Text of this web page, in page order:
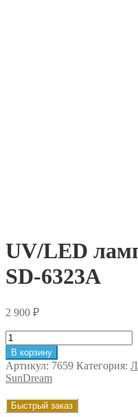
UV/LED
SD-6323A
2 900 ₽
Количество
товара
UV/LED
лампа
SunDream
SD-
6323A
В корзину
Артикул: 7659 Категория:
SunDream
Быстрый заказ